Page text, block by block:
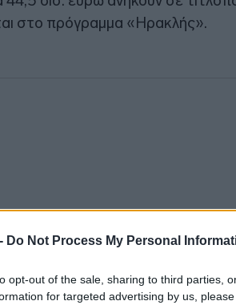
Do Not Process My Personal
opt-out of the sale, sharing to third parties,
for targeted advertising by us,
στο πρόγραμμα «Ηρακλής».